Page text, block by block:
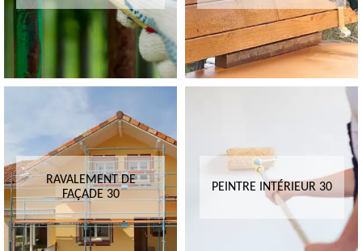
RAVALEMENT DE
FAÇADE 30
PEINTRE INTÉRIEUR 30